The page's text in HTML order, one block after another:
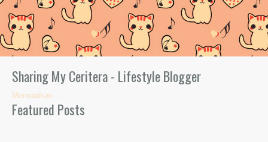
Sharing My Ceritera - Lifestyle Blogger
Memuatkan ...
Featured Posts